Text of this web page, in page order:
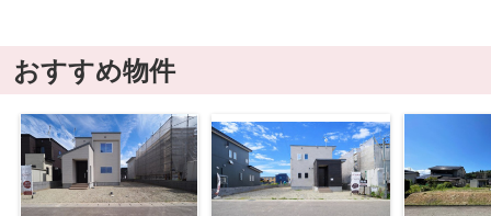
おすすめ物件